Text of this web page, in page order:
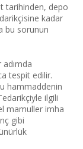
tarihinden, depo
kadar
bu sorunun
tespit edilir.
hammaddenin
ilgili
mamuller imha
gibi